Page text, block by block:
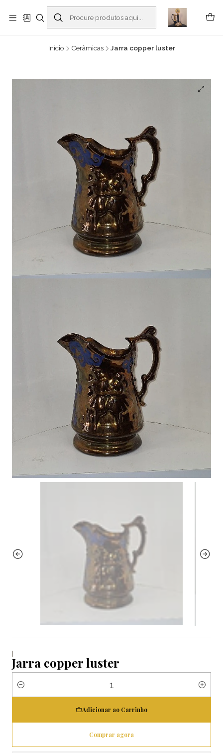
Buscantiguidades - Leilões. Colecionismo e antiguidades em Viana do
Castelo -
Ler mais
Início Cerâmicas Jarra copper luster
|
Jarra copper luster
Quantidade
Adicionar ao Carrinho
Comprar agora